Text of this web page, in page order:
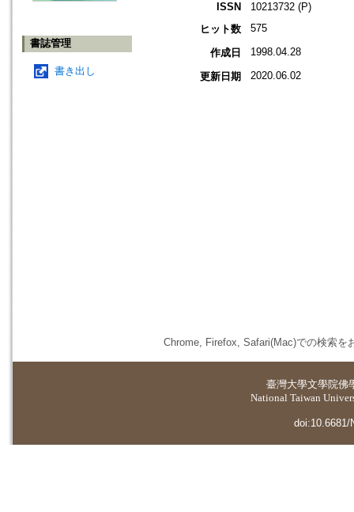
書誌管理
書き出し
ISSN
10213732 (P)
ヒット数
575
作成日 1998.04.28
更新日期 2020.06.02
Chrome, Firefox, Safari(Mac)での検索を
臺灣大學文學院佛
National Taiwan
doi:10.6681/